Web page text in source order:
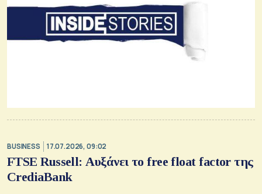
BUSINESS 17.07.2026, 09:02
FTSE Russell: Αυξάνει το free float factor της
CrediaBank